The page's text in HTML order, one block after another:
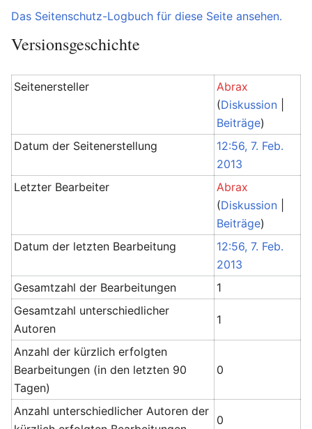
Das Seitenschutz-Logbuch für diese Seite ansehen.
Versionsgeschichte
Seitenersteller
Abrax
(Diskussion
Beiträge)
Datum der Seitenerstellung
12:56, 7. Feb.
2013
Letzter Bearbeiter
Abrax
(Diskussion
Beiträge)
Datum der letzten Bearbeitung
12:56, 7. Feb.
2013
Gesamtzahl der Bearbeitungen
1
Gesamtzahl unterschiedlicher
Autoren
1
Anzahl der kürzlich erfolgten
Bearbeitungen (in den letzten 90
Tagen)
0
Anzahl unterschiedlicher Autoren der
0